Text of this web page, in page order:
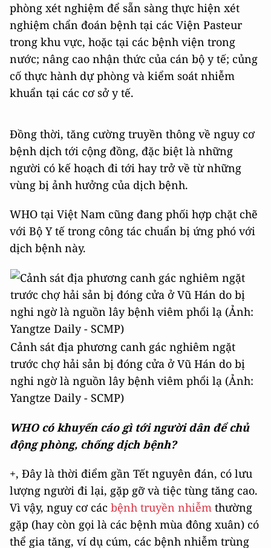
phòng xét nghiệm để sẵn sàng thực hiện xét
nghiệm chẩn đoán bệnh tại các Viện Pasteur
trong khu vực, hoặc tại các bệnh viện trong
nước; nâng cao nhận thức của cán bộ y tế; củng
cố thực hành dự phòng và kiểm soát nhiễm
khuẩn tại các cơ sở y tế.
Đồng thời, tăng cường truyền thông về nguy cơ
bệnh dịch tới cộng đồng, đặc biệt là những
người có kế hoạch đi tới hay trở về từ những
vùng bị ảnh hưởng của dịch bệnh.
WHO tại Việt Nam cũng đang phối hợp chặt chẽ
với Bộ Y tế trong công tác chuẩn bị ứng phó với
dịch bệnh này.
Cảnh sát địa phương canh gác nghiêm ngặt
trước chợ hải sản bị đóng cửa ở Vũ Hán do bị
nghi ngờ là nguồn lây bệnh viêm phổi lạ (Ảnh:
Yangtze Daily - SCMP)
WHO có khuyến cáo gì tới người dân để chủ
động phòng, chống dịch bệnh?
+, Đây là thời điểm gần Tết nguyên đán, có lưu
lượng người đi lại, gặp gỡ và tiệc tùng tăng cao.
Vì vậy, nguy cơ các bệnh truyền nhiễm thường
gặp (hay còn gọi là các bệnh mùa đông xuân) có
thể gia tăng, ví dụ cúm, các bệnh nhiễm trùng